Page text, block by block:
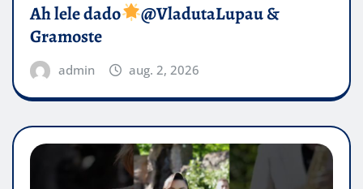
Ah lele dado​
@VladutaLupau &
Gramoste
admin aug. 2, 2026